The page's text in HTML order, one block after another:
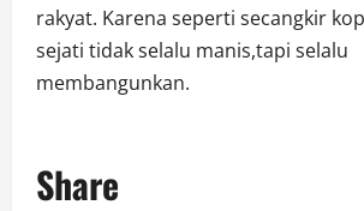
rakyat. Karena seperti secangkir
sejati tidak selalu manis,tapi selalu
membangunkan.
Share